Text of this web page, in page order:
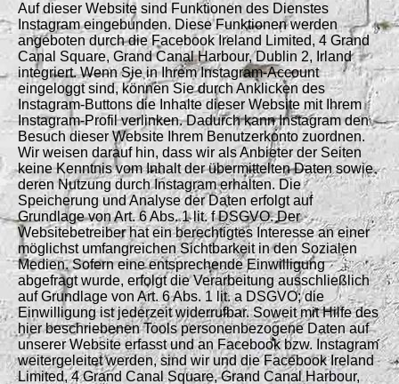
Auf dieser Website sind Funktionen des Dienstes
Instagram eingebunden. Diese Funktionen werden
angeboten durch die Facebook Ireland Limited, 4 Grand
Canal Square, Grand Canal Harbour, Dublin 2, Irland
integriert. Wenn Sie in Ihrem Instagram-Account
eingeloggt sind, können Sie durch Anklicken des
Instagram-Buttons die Inhalte dieser Website mit Ihrem
Instagram-Profil verlinken. Dadurch kann Instagram den
Besuch dieser Website Ihrem Benutzerkonto zuordnen.
Wir weisen darauf hin, dass wir als Anbieter der Seiten
keine Kenntnis vom Inhalt der übermittelten Daten sowie
deren Nutzung durch Instagram erhalten. Die
Speicherung und Analyse der Daten erfolgt auf
Grundlage von Art. 6 Abs. 1 lit. f DSGVO. Der
Websitebetreiber hat ein berechtigtes Interesse an einer
möglichst umfangreichen Sichtbarkeit in den Sozialen
Medien. Sofern eine entsprechende Einwilligung
abgefragt wurde, erfolgt die Verarbeitung ausschließlich
auf Grundlage von Art. 6 Abs. 1 lit. a DSGVO; die
Einwilligung ist jederzeit widerrufbar. Soweit mit Hilfe des
hier beschriebenen Tools personenbezogene Daten auf
unserer Website erfasst und an Facebook bzw. Instagram
weitergeleitet werden, sind wir und die Facebook Ireland
Limited, 4 Grand Canal Square, Grand Canal Harbour,